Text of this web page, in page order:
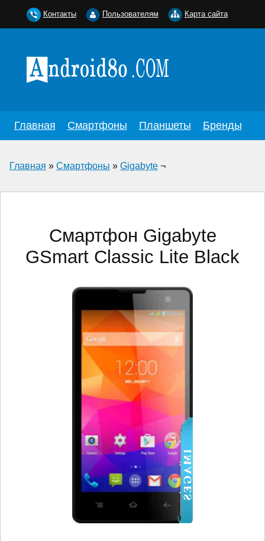
Главная Смартфоны Планшеты Бренды
Главная » Смартфоны » Gigabyte ¬
Смартфон Gigabyte
GSmart Classic Lite Black
Контакты Пользователям Карта сайта